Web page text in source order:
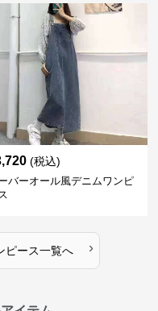
(税込)
バーオール風デニムワンピ
ピース一覧へ ›